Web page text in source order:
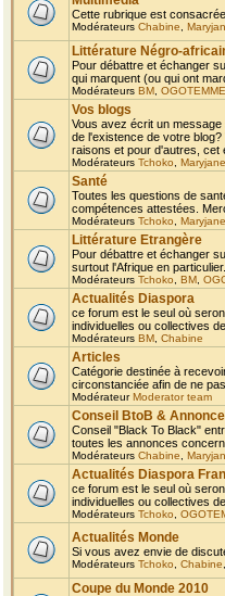
Cette rubrique est
Modérateurs Chabine
Littérature Négro-
Pour débattre et échanger
qui marquent (ou qui ont
Modérateurs BM
Vos blogs
Vous avez écrit un
de l'existence de votre
raisons et pour d'autres, cet
Modérateurs Tchoko Maryjane
Santé
Toutes les questions de
compétences attestées.
Modérateurs Tchoko Maryjane
Littérature Etrangère
Pour débattre et échanger
surtout l'Afrique en particulier...
Modérateurs Tchoko BM
Actualités Diaspora
ce forum est le seul où
individuelles ou collectives
Modérateurs BM Chabine
Articles
Catégorie destinée à
circonstanciée afin de ne
ModérateurModerator team
Conseil BtoB &
Conseil "Black To Black"
toutes les annonces
Modérateurs Chabine
Actualités Diaspora
ce forum est le seul où
individuelles ou collectives
Modérateurs Tchoko
Actualités Monde
Si vous avez envie de
Modérateurs Tchoko Chabine
Coupe du Monde 2010